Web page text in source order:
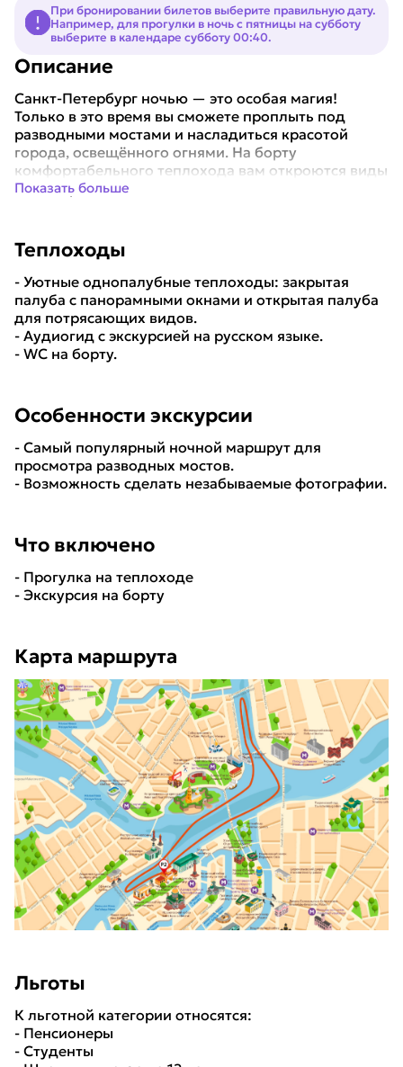
При бронировании билетов выберите правильную дату.
Например, для прогулки в ночь с пятницы на субботу
выберите в календаре субботу 00:40.
Описание
Санкт-Петербург ночью — это особая магия!
Только в это время вы сможете проплыть под
разводными мостами и насладиться красотой
города, освещённого огнями. На борту
комфортабельного теплохода вам откроются виды
на набереж...
Показать больше
Теплоходы
- Уютные однопалубные теплоходы: закрытая
палуба с панорамными окнами и открытая палуба
для потрясающих видов.
- Аудиогид с экскурсией на русском языке.
- WC на борту.
Особенности экскурсии
- Самый популярный ночной маршрут для
просмотра разводных мостов.
- Возможность сделать незабываемые фотографии.
Что включено
- Прогулка на теплоходе
- Экскурсия на борту
Карта маршрута
Льготы
К льготной категории относятся:
- Пенсионеры
- Студенты